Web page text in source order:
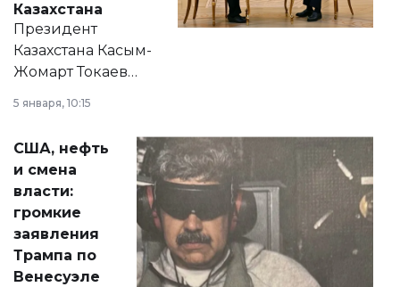
Казахстана
Президент
Казахстана Касым-
Жомарт Токаев
сразу несколько
актуальных тем —
от слухов о
политических
реформах до
вопросов армии,
экономики и
личного здоровья.
5 января, 10:15
США, нефть
и смена
власти:
громкие
заявления
Трампа по
Венесуэле